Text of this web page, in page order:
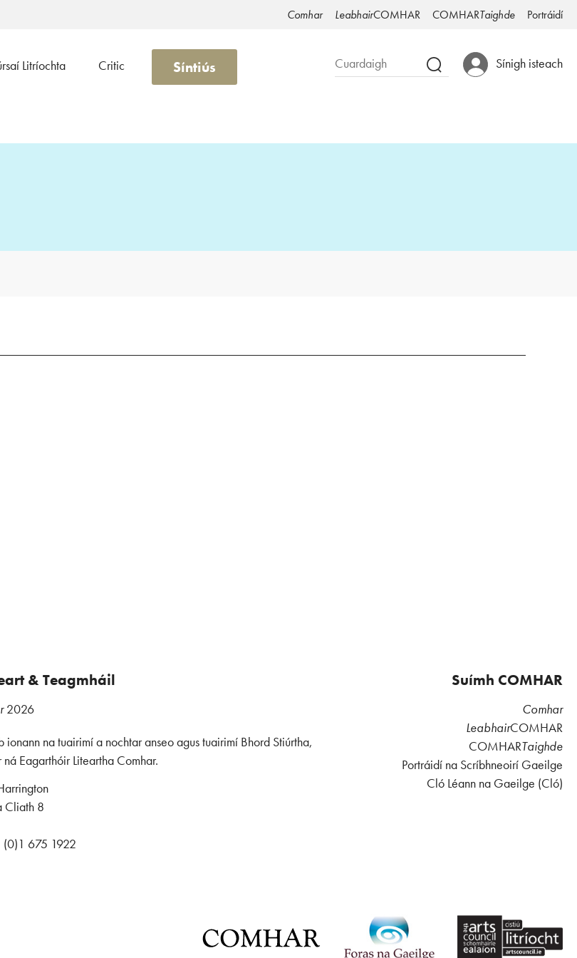
Comhar LeabhairCOMHAR COMHARTaighde Portráidí
Sínigh isteach
Litríochta Critic Síntiús
& Teagmháil
2026
ionann na tuairimí a nochtar anseo agus tuairimí Bhord Stiúrtha,
ná Eagarthóir Liteartha Comhar.
Cliath 8
(0)1 675 1922
Suímh COMHAR
Comhar
LeabhairCOMHAR
COMHARTaighde
Portráidí na Scríbhneoirí Gaeilge
Cló Léann na Gaeilge (Cló)